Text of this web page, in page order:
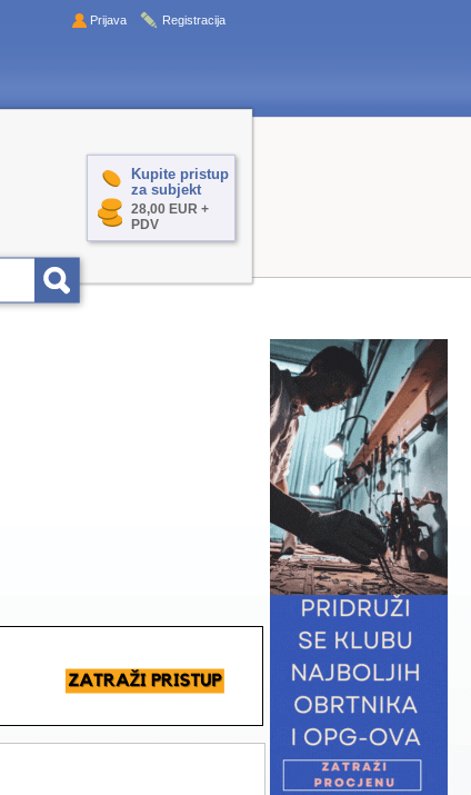
Prijava Registracija
Kupite pristup
za subjekt
28,00 EUR +
PDV